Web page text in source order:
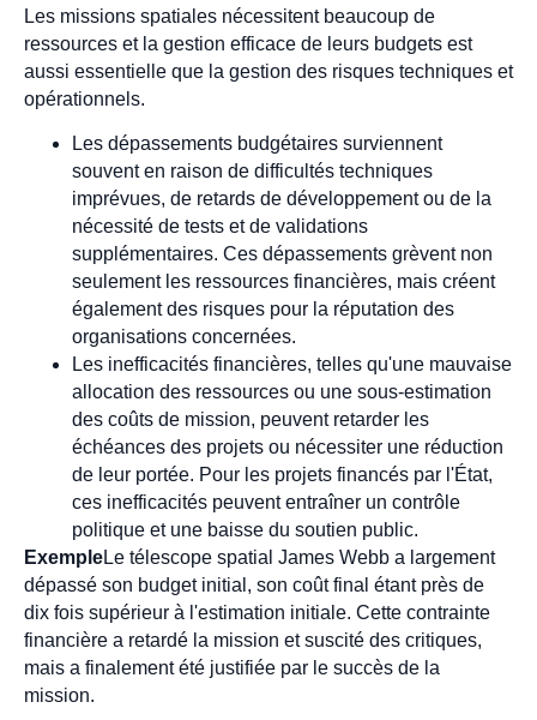
Les missions spatiales nécessitent beaucoup de
ressources et la gestion efficace de leurs budgets est
aussi essentielle que la gestion des risques techniques et
opérationnels.
Les dépassements budgétaires surviennent
souvent en raison de difficultés techniques
imprévues, de retards de développement ou de la
nécessité de tests et de validations
supplémentaires. Ces dépassements grèvent non
seulement les ressources financières, mais créent
également des risques pour la réputation des
organisations concernées.
Les inefficacités financières, telles qu'une mauvaise
allocation des ressources ou une sous-estimation
des coûts de mission, peuvent retarder les
échéances des projets ou nécessiter une réduction
de leur portée. Pour les projets financés par l'État,
ces inefficacités peuvent entraîner un contrôle
politique et une baisse du soutien public.
ExempleLe télescope spatial James Webb a largement
dépassé son budget initial, son coût final étant près de
dix fois supérieur à l'estimation initiale. Cette contrainte
financière a retardé la mission et suscité des critiques,
mais a finalement été justifiée par le succès de la
mission.